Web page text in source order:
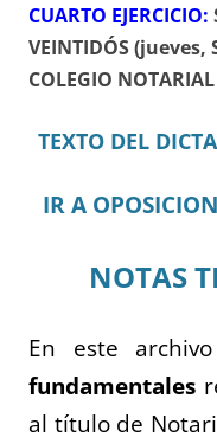
CUARTO EJERCICIO:
VEINTIDÓS (jueves,
COLEGIO
TEXTO DEL
IR A
NOTAS
En este
fundamentales
al título de